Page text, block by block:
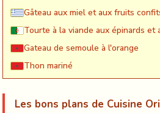
Gâteau aux miel et aux fruits
Tourte à la viande aux épinards et
Gateau de semoule à l'orange
Thon mariné
Les bons plans de Cuisine